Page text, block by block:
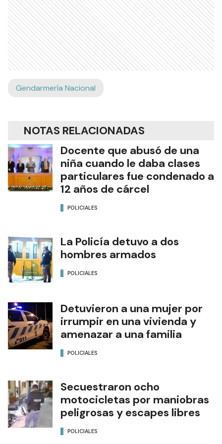
Gendarmería Nacional
NOTAS RELACIONADAS
Docente que abusó de una
niña cuando le daba clases
particulares fue condenado a
12 años de cárcel
POLICIALES
La Policía detuvo a dos
hombres armados
POLICIALES
Detuvieron a una mujer por
irrumpir en una vivienda y
amenazar a una familia
POLICIALES
Secuestraron ocho
motocicletas por maniobras
peligrosas y escapes libres
POLICIALES